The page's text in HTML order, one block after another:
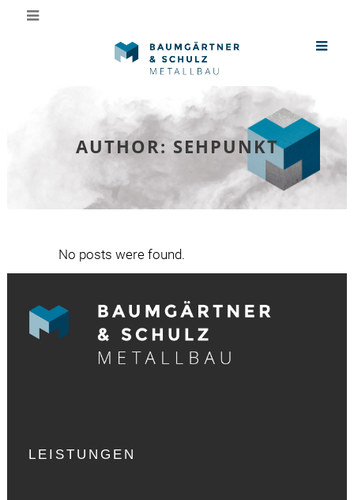
AUTHOR: SEHPUNKT
No posts were found.
LEISTUNGEN